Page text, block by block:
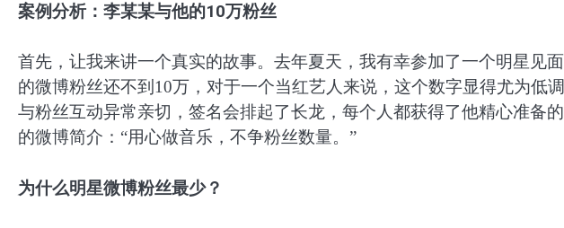
案例分析：李某某与他的10万粉丝
首先，让我来讲一个真实的故事。去年夏天，我有幸参加了一个明星见
的微博粉丝还不到10万，对于一个当红艺人来说，这个数字显得尤为低
与粉丝互动异常亲切，签名会排起了长龙，每个人都获得了他精心准备
的微博简介：“用心做音乐，不争粉丝数量。”
为什么明星微博粉丝最少？